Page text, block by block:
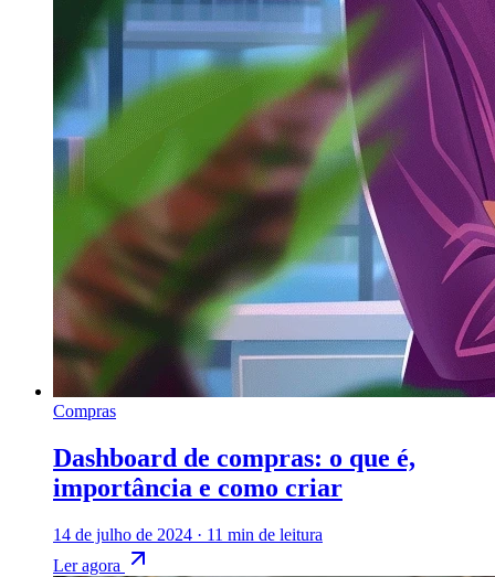
Compras
Dashboard de compras: o que é,
importância e como criar
14 de julho de 2024 · 11 min de leitura
Ler agora